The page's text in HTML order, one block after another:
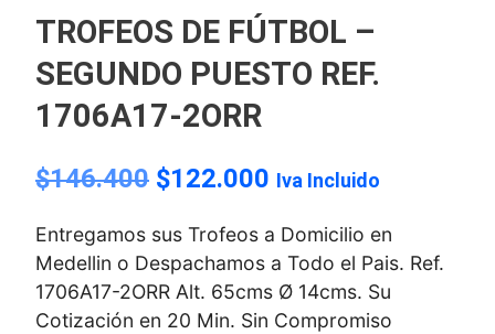
TROFEOS DE FÚTBOL –
SEGUNDO PUESTO REF.
1706A17-2ORR
$146.400 $122.000 Iva Incluido
Entregamos sus Trofeos a Domicilio en
Medellin o Despachamos a Todo el Pais. Ref.
1706A17-2ORR Alt. 65cms Ø 14cms. Su
Cotización en 20 Min. Sin Compromiso